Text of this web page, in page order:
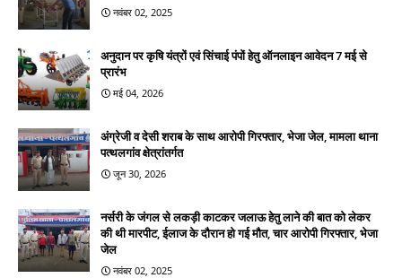
नवंबर 02, 2025
अनुदान पर कृषि यंत्रों एवं सिंचाई पंपों हेतु ऑनलाइन आवेदन 7 मई से
प्रारंभ
मई 04, 2026
अंग्रेजी व देसी शराब के साथ आरोपी गिरफ्तार, भेजा जेल, मामला थाना
पत्थलगांव क्षेत्रांतर्गत
जून 30, 2026
नर्सरी के जंगल से लकड़ी काटकर जलाऊ हेतु लाने की बात को लेकर
की थी मारपीट, ईलाज के दौरान हो गई मौत, चार आरोपी गिरफ्तार, भेजा
जेल
नवंबर 02, 2025